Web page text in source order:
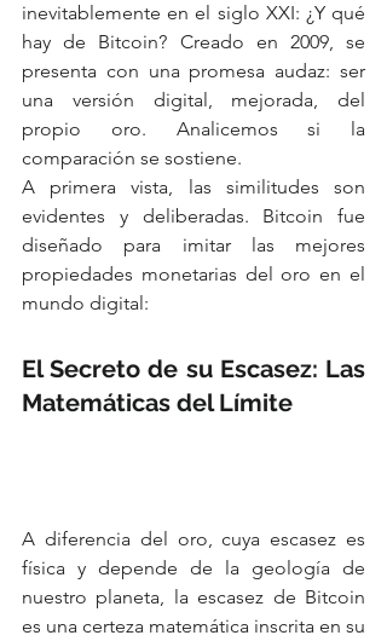
inevitablemente en el siglo XXI: ¿Y qué
hay de Bitcoin? Creado en 2009, se
presenta con una promesa audaz: ser
una versión digital, mejorada, del
propio oro. Analicemos si la
comparación se sostiene.
A primera vista, las similitudes son
evidentes y deliberadas. Bitcoin fue
diseñado para imitar las mejores
propiedades monetarias del oro en el
mundo digital:
El Secreto de su Escasez: Las
Matemáticas del Límite
A diferencia del oro, cuya escasez es
física y depende de la geología de
nuestro planeta, la escasez de Bitcoin
es una certeza matemática inscrita en su